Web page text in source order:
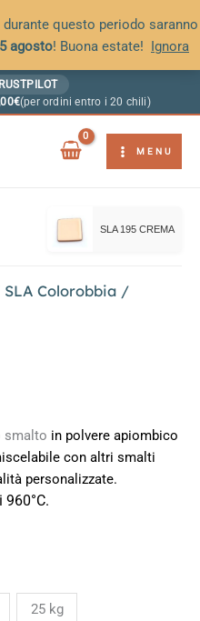
questo periodo saranno
agosto! Buona estate! Ignora
(per ordini entro i 20 chili)
MENU
SLA 195 CREMA
SLA Colorobbia /
€
smalto in polvere apiombico
con altri smalti
personalizzate.
25 kg